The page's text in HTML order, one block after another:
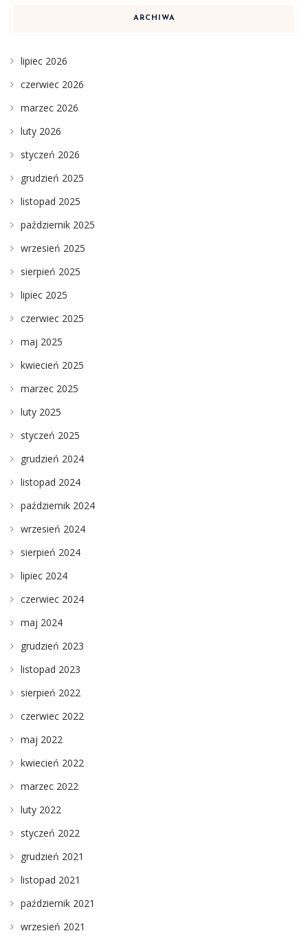
ARCHIWA
lipiec 2026
czerwiec 2026
marzec 2026
luty 2026
styczeń 2026
grudzień 2025
listopad 2025
październik 2025
wrzesień 2025
sierpień 2025
lipiec 2025
czerwiec 2025
maj 2025
kwiecień 2025
marzec 2025
luty 2025
styczeń 2025
grudzień 2024
listopad 2024
październik 2024
wrzesień 2024
sierpień 2024
lipiec 2024
czerwiec 2024
maj 2024
grudzień 2023
listopad 2023
sierpień 2022
czerwiec 2022
maj 2022
kwiecień 2022
marzec 2022
luty 2022
styczeń 2022
grudzień 2021
listopad 2021
październik 2021
wrzesień 2021